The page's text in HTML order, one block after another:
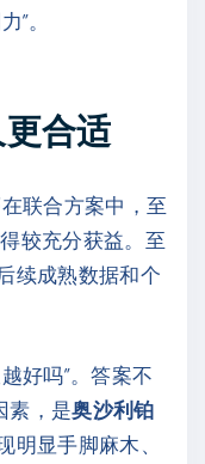
”。
更合适
联合方案中，至
较充分获益。至
续成熟数据和个
好吗”。答案不
素，是奥沙利铂
明显手脚麻木、